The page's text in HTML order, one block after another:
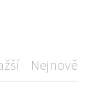
Nejnovější